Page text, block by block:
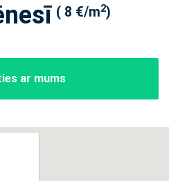
( 8 €/m2)
ar mums